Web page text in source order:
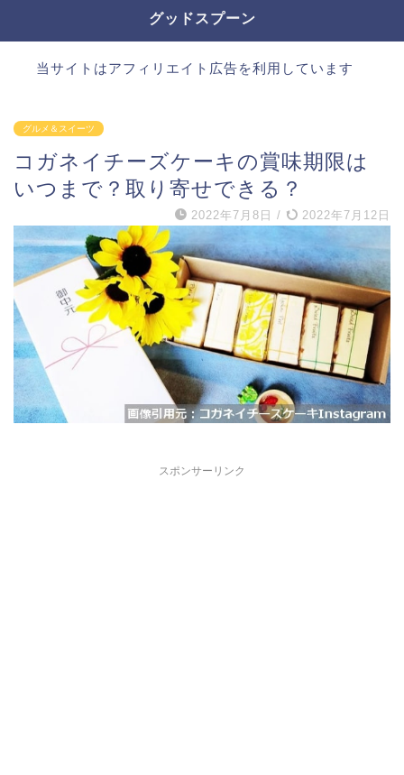
グッドスプーン
当サイトはアフィリエイト広告を利用しています
グルメ＆スイーツ
コガネイチーズケーキの賞味期限は
いつまで？取り寄せできる？
2022年7月8日 / 2022年7月12日
スポンサーリンク